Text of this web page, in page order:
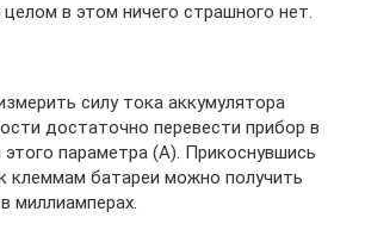
в этом ничего страшного нет.
силу тока аккумулятора
достаточно перевести прибор в
параметра (А). Прикоснувшись
клеммам батареи можно получить
миллиамперах.